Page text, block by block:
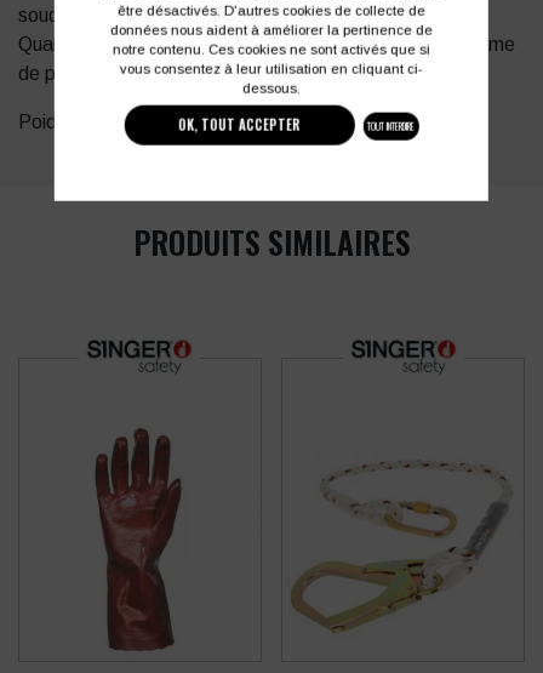
soudure.
Qualité suivie grâce à la certificationISO 9001du système
de production.
Poids: 800 g.
PRODUITS SIMILAIRES
être désactivés. D'autres cookies de collecte de
données nous aident à améliorer la pertinence de
notre contenu. Ces cookies ne sont activés que si
vous consentez à leur utilisation en cliquant ci-
dessous.
OK, TOUT ACCEPTER TOUT INTERDIRE